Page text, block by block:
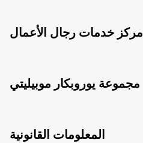
مركز خدمات رجال الأعمال
مجموعة يوروبكار موبيليتي
المعلومات القانونية